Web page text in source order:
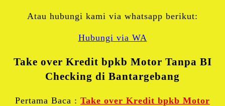
Atau hubungi kami via whatsapp berikut:
Hubungi via WA
Take over Kredit bpkb Motor Tanpa BI
Checking di Bantargebang
Pertama Baca : Take over Kredit bpkb Motor